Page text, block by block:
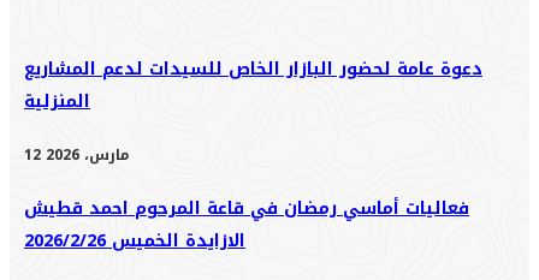
دعوة عامة لحضور البازار الخاص للسيدات لدعم المشاريع
المنزلية
12 مارس، 2026
فعاليات أماسي رمضان في قاعة المرحوم احمد قطيش
الازايدة الخميس 2026/2/26